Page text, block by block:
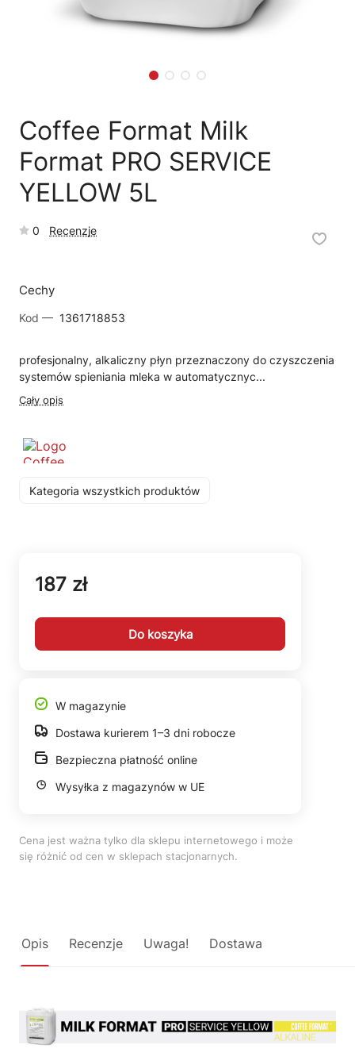
Coffee Format Milk
Format PRO SERVICE
YELLOW 5L
0 Recenzje
Cechy
Kod — 1361718853
profesjonalny, alkaliczny płyn przeznaczony do czyszczenia
systemów spieniania mleka w automatycznyc...
Cały opis
Kategoria wszystkich produktów
187 zł
Do koszyka
W magazynie
Dostawa kurierem 1–3 dni robocze
Bezpieczna płatność online
Wysyłka z magazynów w UE
Cena jest ważna tylko dla sklepu internetowego i może
się różnić od cen w sklepach stacjonarnych.
Opis Recenzje Uwaga! Dostawa
Odkamienianie
📦Reklamacja towaru